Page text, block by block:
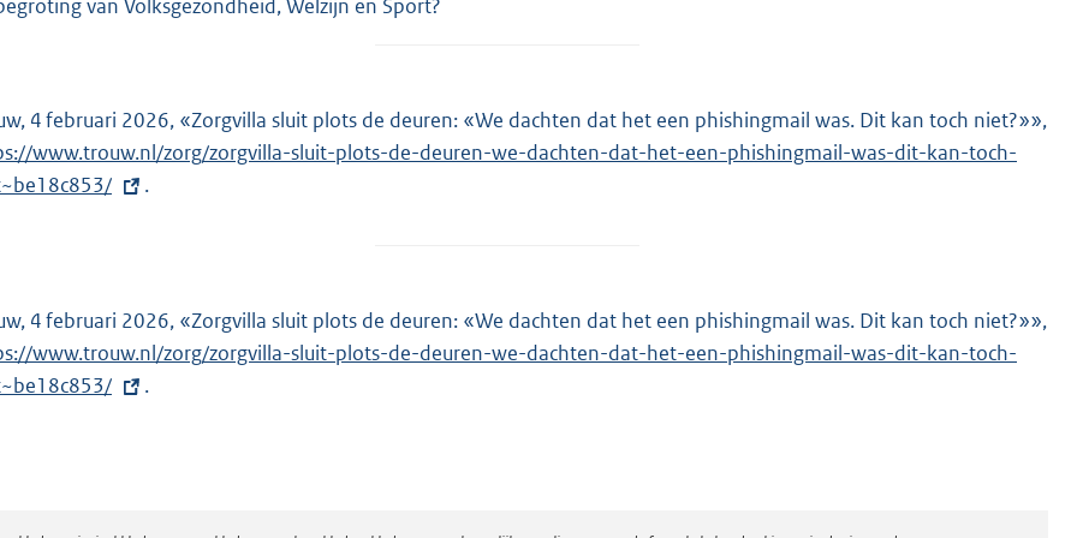
van Volksgezondheid, Welzijn en Sport?
4 februari 2026, «Zorgvilla sluit plots de deuren: «We dachten dat het een phishingmail was. Dit kan toch niet?»»,
www.trouw.nl/zorg/zorgvilla-sluit-plots-de-deuren-we-dachten-dat-het-een-phishingmail-was-dit-kan-toch-
.
4 februari 2026, «Zorgvilla sluit plots de deuren: «We dachten dat het een phishingmail was. Dit kan toch niet?»»,
www.trouw.nl/zorg/zorgvilla-sluit-plots-de-deuren-we-dachten-dat-het-een-phishingmail-was-dit-kan-toch-
.